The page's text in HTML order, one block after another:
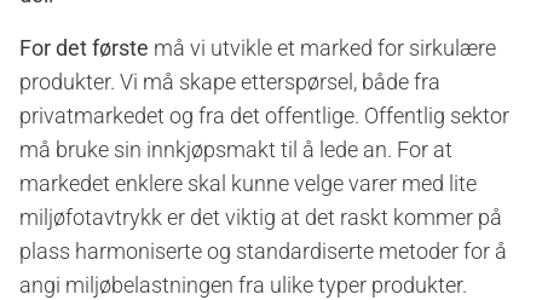
For det første må vi utvikle et marked for sirkulære
produkter. Vi må skape etterspørsel, både fra
privatmarkedet og fra det offentlige. Offentlig sektor
må bruke sin innkjøpsmakt til å lede an. For at
markedet enklere skal kunne velge varer med lite
miljøfotavtrykk er det viktig at det raskt kommer på
plass harmoniserte og standardiserte metoder for å
angi miljøbelastningen fra ulike typer produkter.